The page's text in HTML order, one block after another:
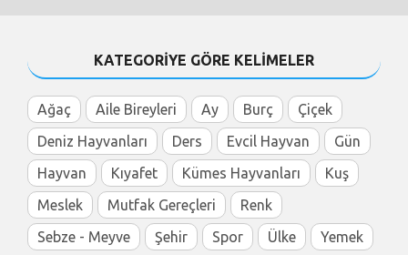
KATEGORİYE GÖRE KELİMELER
Ağaç Aile Bireyleri Ay Burç
Çiçek
Deniz Hayvanları
Ders Evcil Hayvan
Gün
Hayvan
Kıyafet Kümes Hayvanları
Kuş
Meslek
Mutfak Gereçleri
Renk
Sebze - Meyve
Şehir Spor Ülke Yemek